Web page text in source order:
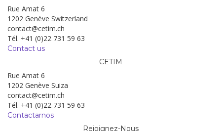
Rue Amat 6
1202 Genève Switzerland
contact@cetim.ch
Tél. +41 (0)22 731 59 63
Contact us
CETIM
Rue Amat 6
1202 Genève Suiza
contact@cetim.ch
Tél. +41 (0)22 731 59 63
Contactarnos
Rejoignez-Nous